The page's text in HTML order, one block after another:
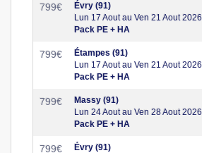
799€
Évry (91)
Lun 17 Aout au Ven 21 Aout 2026
Pack PE + HA
799€
Étampes (91)
Lun 17 Aout au Ven 21 Aout 2026
Pack PE + HA
799€
Massy (91)
Lun 24 Aout au Ven 28 Aout 2026
Pack PE + HA
799€
Évry (91)